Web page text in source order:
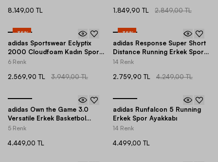
8.149,00 TL 1.849,90 TL 2.849,00 TL
-35%
adidas Sportswear Eclyptix
2000 Cloudfoam Kadın Spor
Ayakkabı
6 Renk
2.569,90 TL 3.949,00 TL
-35%
adidas Response Super Short
Distance Running Erkek Spor
Ayakkabı
14 Renk
2.759,90 TL 4.249,00 TL
adidas Own the Game 3.0
Versatile Erkek Basketbol
Ayakkabısı
5 Renk
4.449,00 TL
adidas Runfalcon 5 Running
Erkek Spor Ayakkabı
14 Renk
4.499,00 TL